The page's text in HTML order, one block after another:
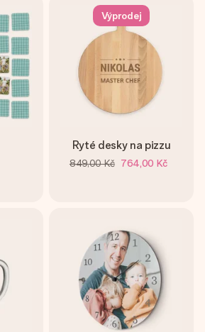
Výprodej
Ryté desky na pizzu
849,00 Kč 764,00 Kč